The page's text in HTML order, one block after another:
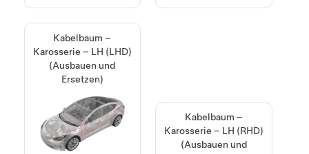
Kabelbaum –
Karosserie – LH (LHD)
(Ausbauen und
Ersetzen)
Kabelbaum –
Karosserie – LH (RHD)
(Ausbauen und